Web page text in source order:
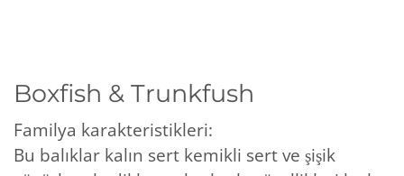
Boxfish & Trunkfush
Familya karakteristikleri:
Bu balıklar kalın sert kemikli sert ve şişik